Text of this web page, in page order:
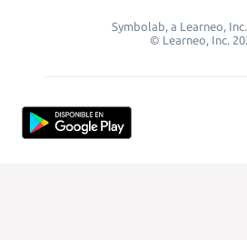
Symbolab, a Learneo,
© Learneo, Inc.